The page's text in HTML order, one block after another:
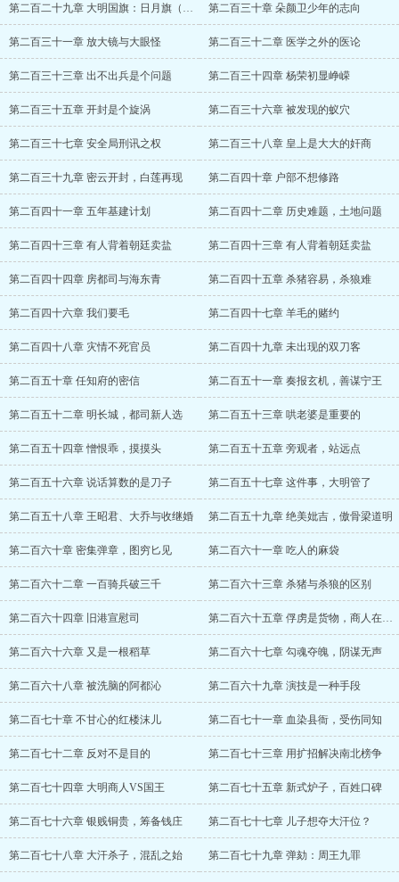
第二百二十九章 大明国旗：日月旗（三更） 第二百三十章 朵颜卫少年的志向
第二百三十一章 放大镜与大眼怪 第二百三十二章 医学之外的医论
第二百三十三章 出不出兵是个问题 第二百三十四章 杨荣初显峥嵘
第二百三十五章 开封是个旋涡 第二百三十六章 被发现的蚁穴
第二百三十七章 安全局刑讯之权 第二百三十八章 皇上是大大的奸商
第二百三十九章 密云开封，白莲再现 第二百四十章 户部不想修路
第二百四十一章 五年基建计划 第二百四十二章 历史难题，土地问题
第二百四十三章 有人背着朝廷卖盐 第二百四十三章 有人背着朝廷卖盐
第二百四十四章 房都司与海东青 第二百四十五章 杀猪容易，杀狼难
第二百四十六章 我们要毛 第二百四十七章 羊毛的赌约
第二百四十八章 灾情不死官员 第二百四十九章 未出现的双刀客
第二百五十章 任知府的密信 第二百五十一章 奏报玄机，善谋宁王
第二百五十二章 明长城，都司新人选 第二百五十三章 哄老婆是重要的
第二百五十四章 憎恨乖，摸摸头 第二百五十五章 旁观者，站远点
第二百五十六章 说话算数的是刀子 第二百五十七章 这件事，大明管了
第二百五十八章 王昭君、大乔与收继婚 第二百五十九章 绝美妣吉，傲骨梁道明
第二百六十章 密集弹章，图穷匕见 第二百六十一章 吃人的麻袋
第二百六十二章 一百骑兵破三千 第二百六十三章 杀猪与杀狼的区别
第二百六十四章 旧港宣慰司 第二百六十五章 俘虏是货物，商人在投机
第二百六十六章 又是一根稻草 第二百六十七章 勾魂夺魄，阴谋无声
第二百六十八章 被洗脑的阿都沁 第二百六十九章 演技是一种手段
第二百七十章 不甘心的红楼沫儿 第二百七十一章 血染县衙，受伤同知
第二百七十二章 反对不是目的 第二百七十三章 用扩招解决南北榜争
第二百七十四章 大明商人VS国王 第二百七十五章 新式炉子，百姓口碑
第二百七十六章 银贱铜贵，筹备钱庄 第二百七十七章 儿子想夺大汗位？
第二百七十八章 大汗杀子，混乱之始 第二百七十九章 弹劾：周王九罪